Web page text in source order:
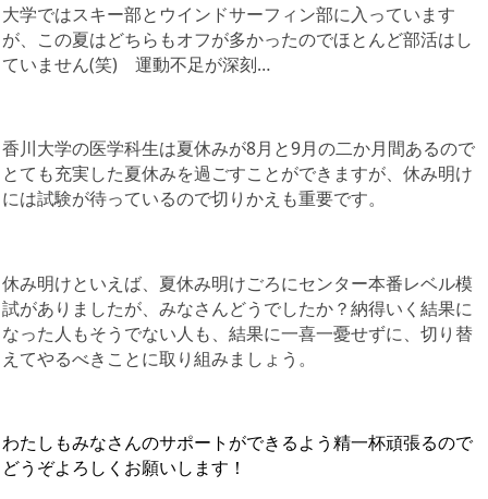
大学ではスキー部とウインドサーフィン部に入っています
が、この夏はどちらもオフが多かったのでほとんど部活はし
ていません(笑) 運動不足が深刻…
香川大学の医学科生は夏休みが8月と9月の二か月間あるので
とても充実した夏休みを過ごすことができますが、休み明け
には試験が待っているので切りかえも重要です。
休み明けといえば、夏休み明けごろにセンター本番レベル模
試がありましたが、みなさんどうでしたか？納得いく結果に
なった人もそうでない人も、結果に一喜一憂せずに、切り替
えてやるべきことに取り組みましょう。
わたしもみなさんのサポートができるよう精一杯頑張るので
どうぞよろしくお願いします！